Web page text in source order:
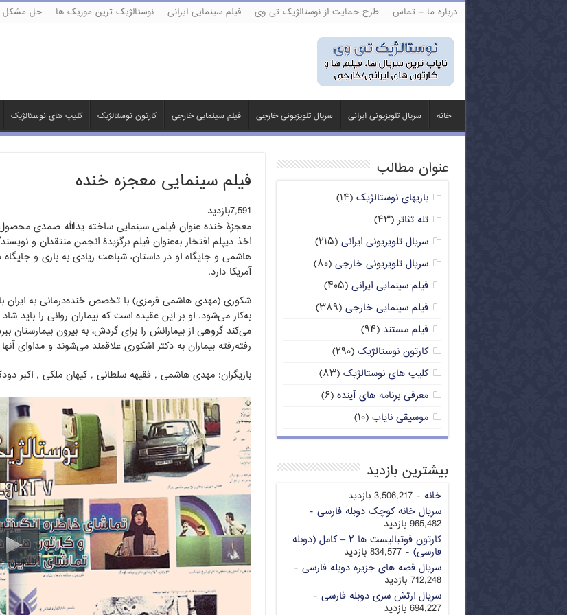
درباره ما – تماس طرح حمایت از نوستالژیک تی وی فیلم سینمایی ایرانی نوستالژیک ترین موزیک ها حل مشکل
خانه سریال تلویزیونی ایرانی سریال تلویزیونی خارجی فیلم سینمایی خارجی کارتون نوستالژیک کلیپ های نوستالژیک
فیلم سینمایی معجزه خنده
7,591بازدید
اخذ دیپلم افتخار به‌عنوان فیلم برگزیدۀ انجمن منتقدان و
آمریکا دارد.
شکوری (مهدی هاشمی قرمزی) با تخصص خنده‌درمانی به ایران
به‌کار می‌شود. او بر این عقیده است که بیماران روانی را باید
می‌کند گروهی از بیمارانش را برای گردش، به بیرون بیمارستان
رفته‌رفته بیماران به دکتر اشکوری علاقمند می‌شوند و مداوای
بازیگران: مهدی هاشمی , فقیهه سلطانی , کیهان ملکی , اکبر
عنوان مطالب
بازیهای نوستالژیک (۱۴)
تله تئاتر(۴۳)
سریال تلویزیونی ایرانی (۲۱۵)
سریال تلویزیونی خارجی (۸۰)
فیلم سینمایی ایرانی (۴۰۵)
فیلم سینمایی خارجی (۳۸۹)
فیلم مستند (۹۴)
کارتون نوستالژیک (۲۹۰)
کلیپ های نوستالژیک (۸۳)
معرفی برنامه های آینده (۶)
موسیقی نایاب (۱۰)
بیشترین بازدید
خانه - 3,506,217 بازدید
سریال خانه کوچک دوبله فارسی -
965,482 بازدید
کارتون فوتبالیست ها ۲ – کامل (دوبله
فارسی) - 834,577 بازدید
سریال قصه های جزیره دوبله فارسی -
712,248 بازدید
سریال ارتش سری دوبله فارسی -
694,227 بازدید